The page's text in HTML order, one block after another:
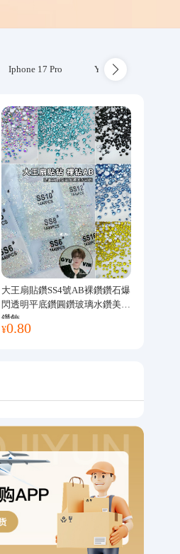
Iphone 17 Pro Yubikey
大王扇貼鑽SS4號AB裸鑽鑽石爆
閃透明平底鑽圓鑽玻璃水鑽美甲
鑽飾
¥0.80